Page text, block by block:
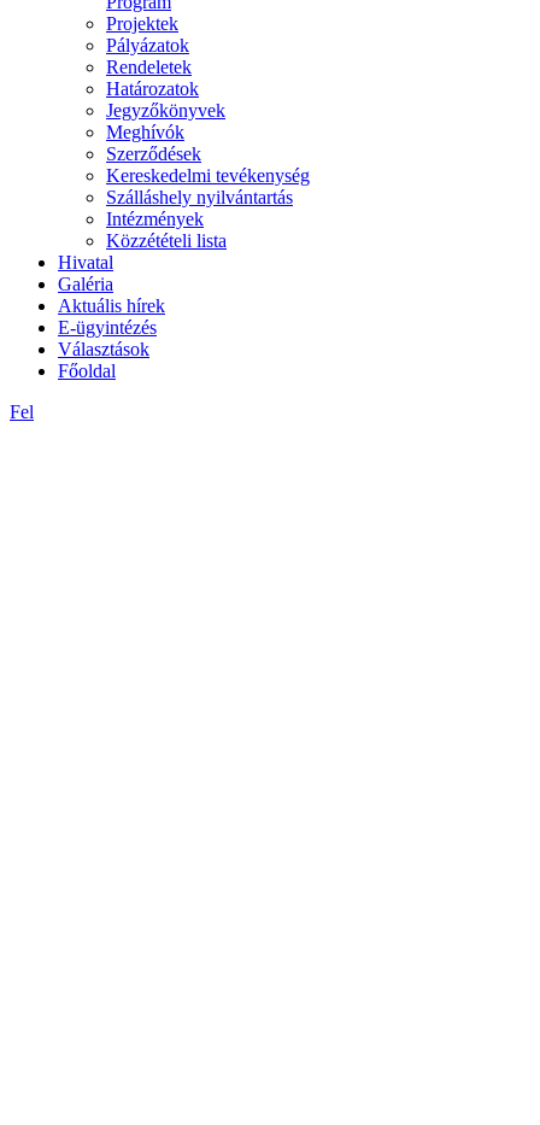
Projektek
Pályázatok
Rendeletek
Határozatok
Jegyzőkönyvek
Meghívók
Szerződések
Kereskedelmi tevékenység
Szálláshely nyilvántartás
Intézmények
Közzétételi lista
Hivatal
Galéria
Aktuális hírek
E-ügyintézés
Választások
Főoldal
Fel